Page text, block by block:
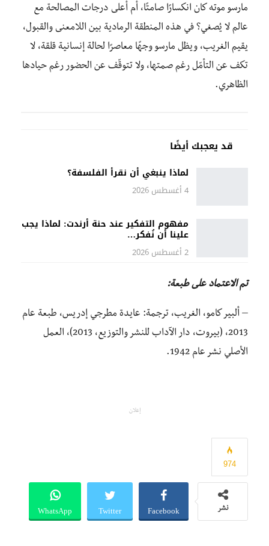
مارسو موته كان انكسارًا صامتًا، أم أعلى درجات المصالحة مع
عالم لا يُصغي؟ في هذه المنطقة الرمادية بين اللامعنى والقبول،
يقيم الغريب، ويظل مارسو وجهًا معاصرًا لحالة إنسانية قلقة، لا
تكف عن التأمّل رغم صمتها، ولا تتوقّف عن الحضور رغم حيادها
الظاهري.
قد يعجبك أيضًا
لماذا ينبغي أن نقرأ الفلسفة؟
4 أغسطس 2026
مفهوم التفكير عند حنة أرندت: لماذا يجب
علينا أن نُفكر…
2 أغسطس 2026
تم الاعتماد على طبعة:
– ألبير كامو، الغريب، ترجمة: عايدة مطرجي إدريس، طبعة عام
2013، (بيروت، دار الآداب للنشر والتوزيع، 2013)، العمل
الأصلي نشر عام 1942.
إعلان
974
نشر Facebook
Twitter
WhatsApp